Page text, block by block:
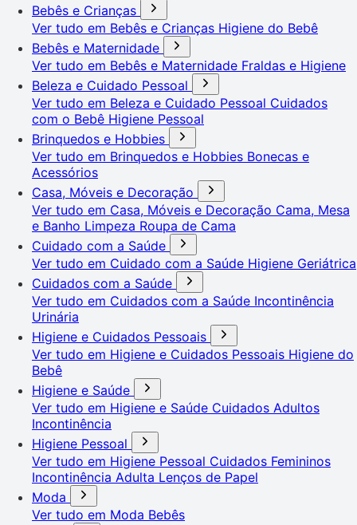
Bebês e Crianças
Ver tudo em Bebês e Crianças Higiene do Bebê
Bebês e Maternidade
Ver tudo em Bebês e Maternidade Fraldas e Higiene
Beleza e Cuidado Pessoal
Ver tudo em Beleza e Cuidado Pessoal Cuidados
com o Bebê Higiene Pessoal
Brinquedos e Hobbies
Ver tudo em Brinquedos e Hobbies Bonecas e
Acessórios
Casa, Móveis e Decoração
Ver tudo em Casa, Móveis e Decoração Cama, Mesa
e Banho Limpeza Roupa de Cama
Cuidado com a Saúde
Ver tudo em Cuidado com a Saúde Higiene Geriátrica
Cuidados com a Saúde
Ver tudo em Cuidados com a Saúde Incontinência
Urinária
Higiene e Cuidados Pessoais
Ver tudo em Higiene e Cuidados Pessoais Higiene do
Bebê
Higiene e Saúde
Ver tudo em Higiene e Saúde Cuidados Adultos
Incontinência
Higiene Pessoal
Ver tudo em Higiene Pessoal Cuidados Femininos
Incontinência Adulta Lenços de Papel
Moda
Ver tudo em Moda Bebês